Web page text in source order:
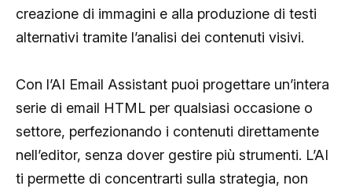
creazione di immagini e alla produzione di testi
alternativi tramite l’analisi dei contenuti visivi.
Con l’AI Email Assistant puoi progettare un’intera
serie di email HTML per qualsiasi occasione o
settore, perfezionando i contenuti direttamente
nell’editor, senza dover gestire più strumenti. L’AI
ti permette di concentrarti sulla strategia, non